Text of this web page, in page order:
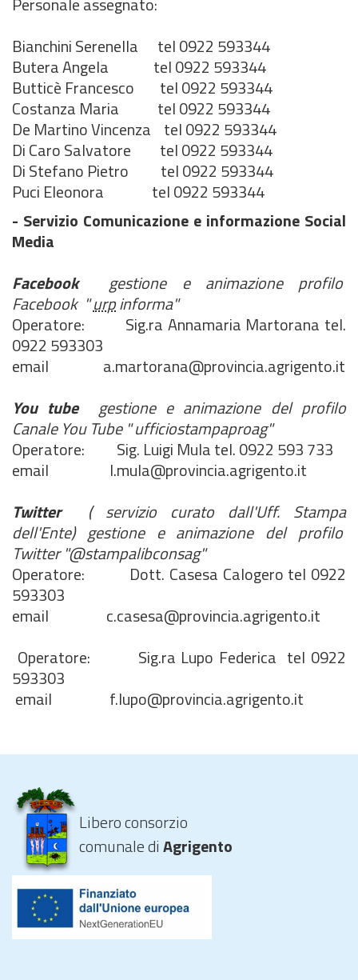
Bianchini Serenella tel 0922 593344
Butera Angela tel 0922 593344
Butticè Francesco tel 0922 593344
Costanza Maria tel 0922 593344
De Martino Vincenza tel 0922 593344
Di Caro Salvatore tel 0922 593344
Di Stefano Pietro tel 0922 593344
Puci Eleonora tel 0922 593344
- Servizio Comunicazione e informazione Social
Media
Facebookgestione e animazione profilo
Facebook "urpinforma"
Operatore: Sig.ra Annamaria Martorana tel.
0922 593303
email a.martorana@provincia.agrigento.it
You tube gestione e animazione del profilo
Canale You Tube " ufficiostampaproag"
Operatore: Sig. Luigi Mula tel. 0922 593 733
email l.mula@provincia.agrigento.it
Twitter( servizio curato dall'Uff. Stampa
dell'Ente) gestione e animazione del profilo
Twitter "@stampalibconsag"
Operatore: Dott. Casesa Calogero tel 0922
593303
email c.casesa@provincia.agrigento.it
Operatore: Sig.ra Lupo Federica tel 0922
593303
email f.lupo@provincia.agrigento.it
Libero consorzio
comunale diAgrigento